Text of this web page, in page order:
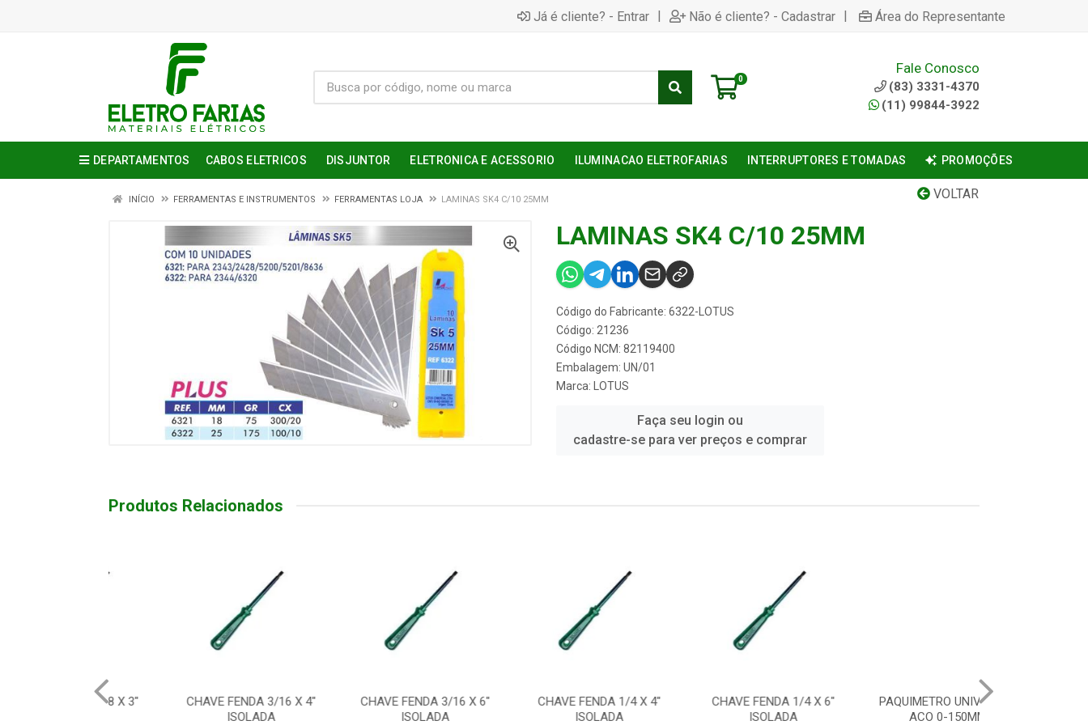
Já é cliente? - Entrar | Não é cliente? - Cadastrar | Área do Representante
0
Fale Conosco
(83) 3331-4370
(11) 99844-3922
DEPARTAMENTOS CABOS ELETRICOS DISJUNTOR ELETRONICA E ACESSORIO ILUMINACAO ELETROFARIAS INTERRUPTORES E TOMADAS PROMOÇÕES
VOLTAR
INÍCIO FERRAMENTAS E INSTRUMENTOS FERRAMENTAS LOJA LAMINAS SK4 C/10 25MM
LAMINAS SK4 C/10 25MM
Código do Fabricante: 6322-LOTUS
Código: 21236
Código NCM: 82119400
Embalagem: UN/01
Marca:
LOTUS
Faça seu login ou
cadastre-se para ver preços e comprar
Produtos Relacionados
CHAVE FENDA 3/16 X 4"
CHAVE FENDA 3/16 X 6"
CHAVE FENDA 1/4 X 4"
CHAVE FENDA 1/4 X 6"
PAQUIMETRO UNIVERSAL
ACO 0-150MM